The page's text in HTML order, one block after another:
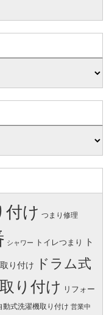
付け つまり修理
シャワー トイレつまり ト
り付け
ドラム式
り付け リフォー
動式洗濯機取り付け 営業中